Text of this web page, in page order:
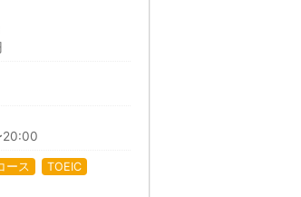
20:00
ース
TOEIC